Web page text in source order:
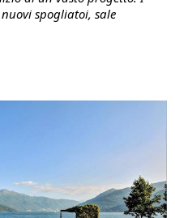
spogliatoi, sale